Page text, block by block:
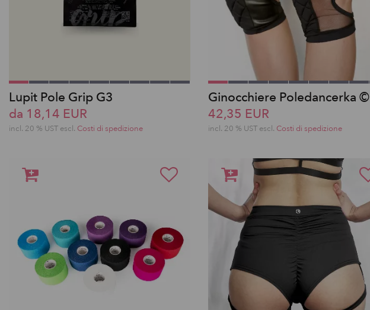
Lupit Pole Grip G3
da 18,14 EUR
incl. 20 % UST escl. Costi di spedizione
Ginocchiere Poledancerka ©
42,35 EUR
incl. 20 % UST escl. Costi di spedizione